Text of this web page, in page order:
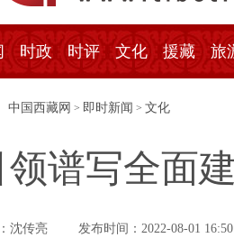
时政 时评 文化 援藏 旅
中国西藏网 > 即时新闻 > 文化
领谱写全面
沈传亮 发布时间：2022-08-01